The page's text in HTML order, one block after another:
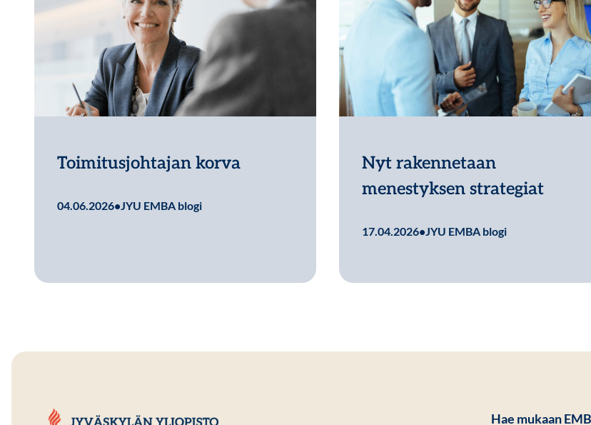
Toimitusjohtajan korva
04.06.2026•JYU EMBA blogi
Nyt rakennetaan
menestyksen strategiat
17.04.2026•JYU EMBA blogi
Hae mukaan